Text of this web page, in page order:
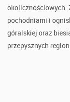
okolicznościowych.
pochodniami i
góralskiej oraz
przepysznych